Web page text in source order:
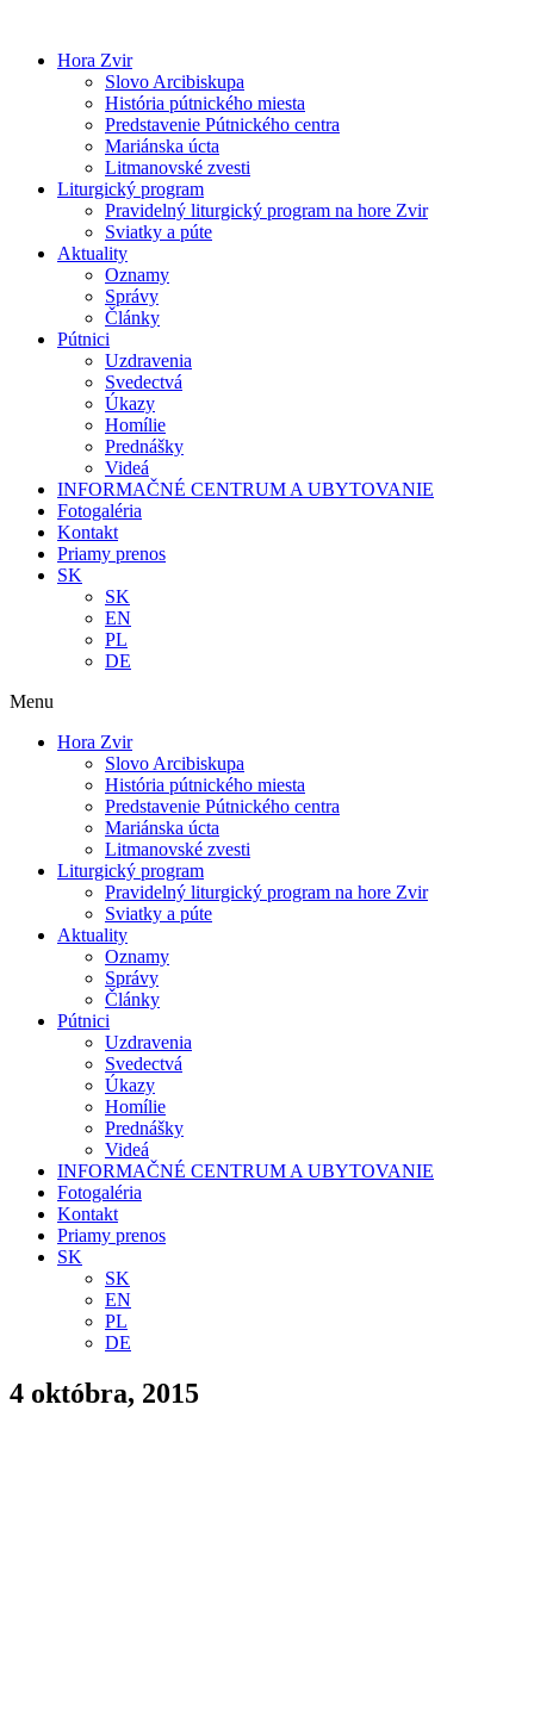
obsah
Hora Zvir
Slovo Arcibiskupa
História pútnického miesta
Predstavenie Pútnického centra
Mariánska úcta
Litmanovské zvesti
Liturgický program
Pravidelný liturgický program na hore Zvir
Sviatky a púte
Aktuality
Oznamy
Správy
Články
Pútnici
Uzdravenia
Svedectvá
Úkazy
Homílie
Prednášky
Videá
INFORMAČNÉ CENTRUM A UBYTOVANIE
Fotogaléria
Kontakt
Priamy prenos
SK
SK
EN
PL
DE
Menu
Hora Zvir
Slovo Arcibiskupa
História pútnického miesta
Predstavenie Pútnického centra
Mariánska úcta
Litmanovské zvesti
Liturgický program
Pravidelný liturgický program na hore Zvir
Sviatky a púte
Aktuality
Oznamy
Správy
Články
Pútnici
Uzdravenia
Svedectvá
Úkazy
Homílie
Prednášky
Videá
INFORMAČNÉ CENTRUM A UBYTOVANIE
Fotogaléria
Kontakt
Priamy prenos
SK
SK
EN
PL
DE
4 októbra, 2015